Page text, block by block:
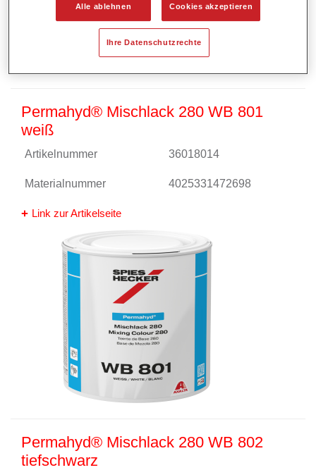
Permahyd® Mischlack 280 WB 801
weiß
Artikelnummer 36018014
Materialnummer 4025331472698
Link zur Artikelseite
Permahyd® Mischlack 280 WB 802
tiefschwarz
Alle ablehnen Cookies akzeptieren
Ihre Datenschutzrechte